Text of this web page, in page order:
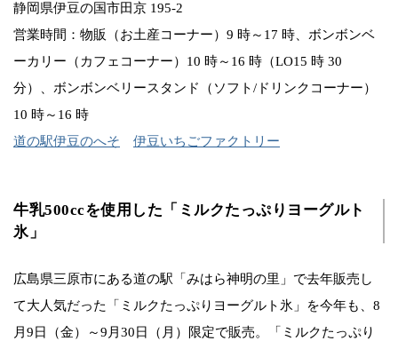
静岡県伊豆の国市田京 195-2
営業時間：物販（お土産コーナー）9 時～17 時、ボンボンベ
ーカリー（カフェコーナー）10 時～16 時（LO15 時 30
分）、ボンボンベリースタンド（ソフト/ドリンクコーナー）
10 時～16 時
道の駅伊豆のへそ
伊豆いちごファクトリー
牛乳500ccを使用した「ミルクたっぷりヨーグルト
氷」
広島県三原市にある道の駅「みはら神明の里」で去年販売し
て大人気だった「ミルクたっぷりヨーグルト氷」を今年も、8
月9日（金）～9月30日（月）限定で販売。「ミルクたっぷり